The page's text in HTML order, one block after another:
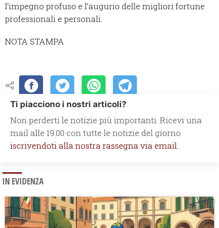
l’impegno profuso e l’augurio delle migliori fortune
professionali e personali.
NOTA STAMPA
Ti piacciono i nostri articoli?
Non perderti le notizie più importanti. Ricevi una
mail alle 19.00 con tutte le notizie del giorno
iscrivendoti alla nostra rassegna via email.
IN EVIDENZA